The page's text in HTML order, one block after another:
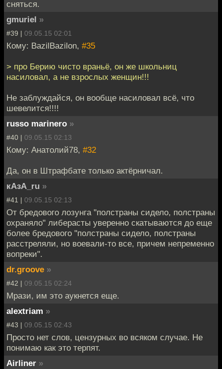
сняться.
gmuriel »
#39 | 09.05.15 02:01
Кому: BazilBazilon, #35
> про Берию чисто враньё, он же школьниц
насиловал, а не взрослых женщин!!!
Не заблуждайся, он вообще насиловал всё, что
шевелится!!!!
russo marinero »
#40 | 09.05.15 02:13
Кому: Анатолий78, #32
Да, он в Штрафбате только актёрничал.
кАзА_ru »
#41 | 09.05.15 02:13
От бредового лозунга "полстраны сидело, полстраны
охраняло" либерасты уверенно скатываются до еще
более бредового "полстраны сидело, полстраны
расстреляли, но воевали-то все, причем непременно
вопреки".
dr.groove »
#42 | 09.05.15 02:24
Мрази, им это аукнется еще.
alextriam »
#43 | 09.05.15 02:43
Просто нет слов, цензурных во всяком случае. Не
понимаю как это терпят.
Airliner »